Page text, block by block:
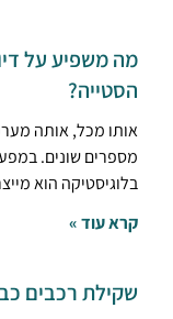
מה משפיע על
הסטייה?
אותו מכל, אותה
מספרים שונים.
בלוגיסטיקה הוא
קרא עוד »
שקילת רכבים